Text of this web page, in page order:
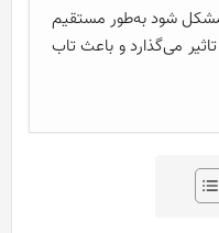
مشکل شود به‌طور مستقیم
می‌گذارد و باعث تاب